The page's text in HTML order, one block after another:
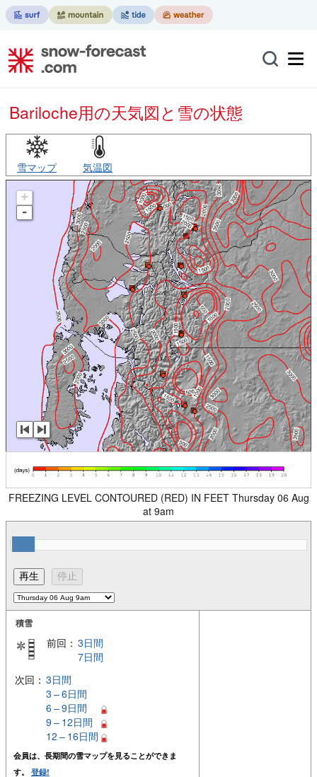
Bariloche用の天気図と雪の状態
雪マップ 気温図
+
-
FREEZING LEVEL CONTOURED (RED) IN FEET Thursday 06 Aug
at 9am
積雪
前回： 3日間
7日間
次回： 3日間
3 – 6日間
6 – 9日間
9 – 12日間
12 – 16日間
会員は、長期間の雪マップを見ることができま
す。 登録!